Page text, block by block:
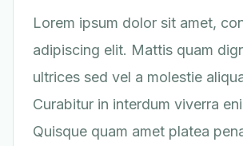
Lorem ipsum dolor sit amet,
adipiscing elit. Mattis quam
ultrices sed vel a molestie
Curabitur in interdum viverra
Quisque quam amet platea